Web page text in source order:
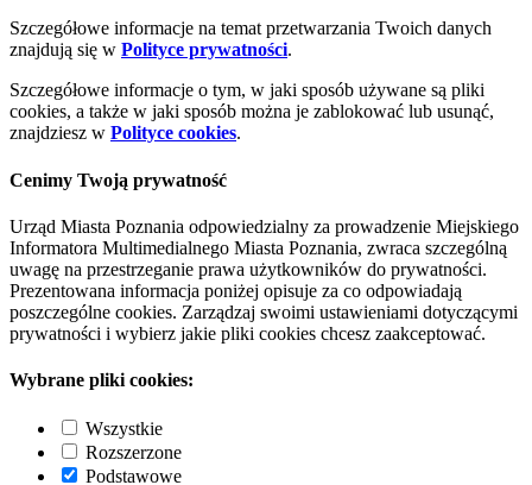
Szczegółowe informacje na temat przetwarzania Twoich danych
znajdują się w Polityce prywatności.
Szczegółowe informacje o tym, w jaki sposób używane są pliki
cookies, a także w jaki sposób można je zablokować lub usunąć,
znajdziesz w Polityce cookies.
Cenimy Twoją prywatność
Urząd Miasta Poznania odpowiedzialny za prowadzenie Miejskiego
Informatora Multimedialnego Miasta Poznania, zwraca szczególną
uwagę na przestrzeganie prawa użytkowników do prywatności.
Prezentowana informacja poniżej opisuje za co odpowiadają
poszczególne cookies. Zarządzaj swoimi ustawieniami dotyczącymi
prywatności i wybierz jakie pliki cookies chcesz zaakceptować.
Wybrane pliki cookies:
Wszystkie
Rozszerzone
Podstawowe